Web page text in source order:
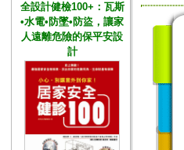
全設計健檢100+：瓦斯
•水電•防墜•防盜，讓家
人遠離危險的保平安設
計